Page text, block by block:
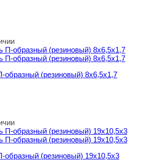
(резиновый) 8х6,5х1,7
(резиновый) 8х6,5х1,7
(резиновый) 19х10,5х3
(резиновый) 19х10,5х3